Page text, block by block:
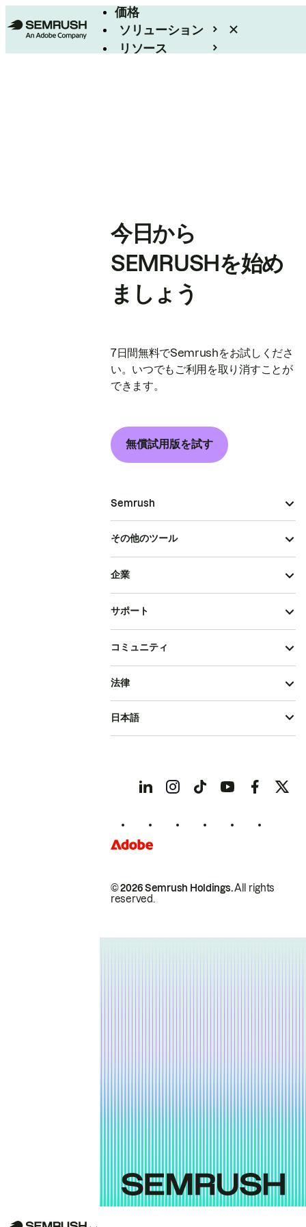
価格
ソリューション
リソース
今日から
SEMRUSHを始め
ましょう
7日間無料でSemrushをお試しくださ
い。いつでもご利用を取り消すことが
できます。
無償試用版を試す
Semrush
その他のツール
企業
サポート
コミュニティ
© 2026 Semrush Holdings.All rights
reserved.
法律
日本語